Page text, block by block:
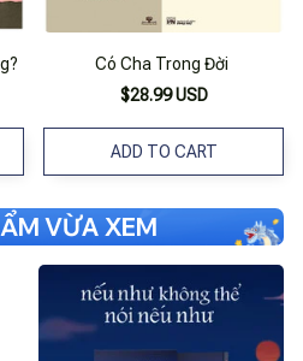
Có Cha Trong Đời
$28.99 USD
ADD TO CART
VỪA XEM